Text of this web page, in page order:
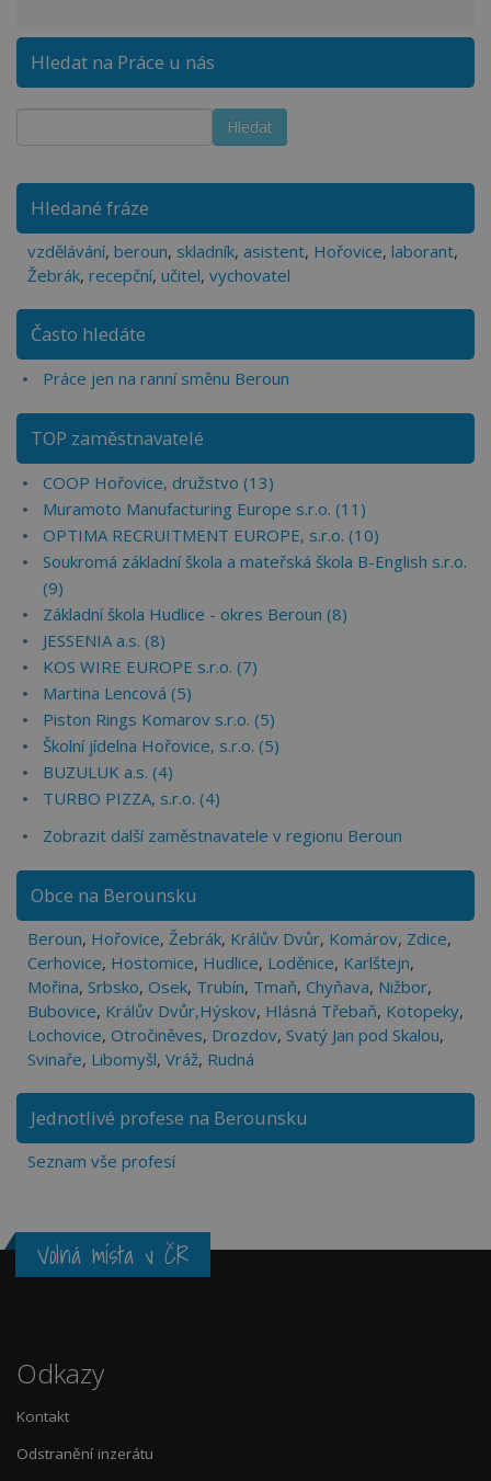
Hledat na Práce u nás
Hledané fráze
vzdělávání, beroun, skladník, asistent, Hořovice, laborant,
Žebrák, recepční, učitel, vychovatel
Často hledáte
Práce jen na ranní směnu Beroun
TOP zaměstnavatelé
COOP Hořovice, družstvo (13)
Muramoto Manufacturing Europe s.r.o. (11)
OPTIMA RECRUITMENT EUROPE, s.r.o. (10)
Soukromá základní škola a mateřská škola B-English s.r.o.
(9)
Základní škola Hudlice - okres Beroun (8)
JESSENIA a.s. (8)
KOS WIRE EUROPE s.r.o. (7)
Martina Lencová (5)
Piston Rings Komarov s.r.o. (5)
Školní jídelna Hořovice, s.r.o. (5)
BUZULUK a.s. (4)
TURBO PIZZA, s.r.o. (4)
Zobrazit další zaměstnavatele v regionu Beroun
Obce na Berounsku
Beroun, Hořovice, Žebrák, Králův Dvůr, Komárov, Zdice,
Cerhovice, Hostomice, Hudlice, Loděnice, Karlštejn,
Mořina, Srbsko, Osek, Trubín, Tmaň, Chyňava, Nižbor,
Bubovice, Králův Dvůr,Hýskov, Hlásná Třebaň, Kotopeky,
Lochovice, Otročiněves, Drozdov, Svatý Jan pod Skalou,
Svinaře, Libomyšl, Vráž, Rudná
Jednotlivé profese na Berounsku
Seznam vše profesí
Volná místa v ČR
Odkazy
Kontakt
Odstranění inzerátu